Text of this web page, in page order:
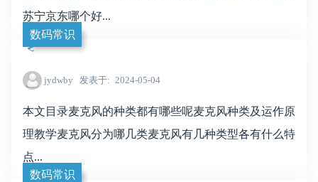
苏宁京东哪个好...
数码常识
jydwby 发表于 2024-05-04
本文目录麦克风的种类都有哪些呢麦克风种类及运作原
理教学麦克风分为哪几类麦克风有几种类型各有什么特
点...
数码常识